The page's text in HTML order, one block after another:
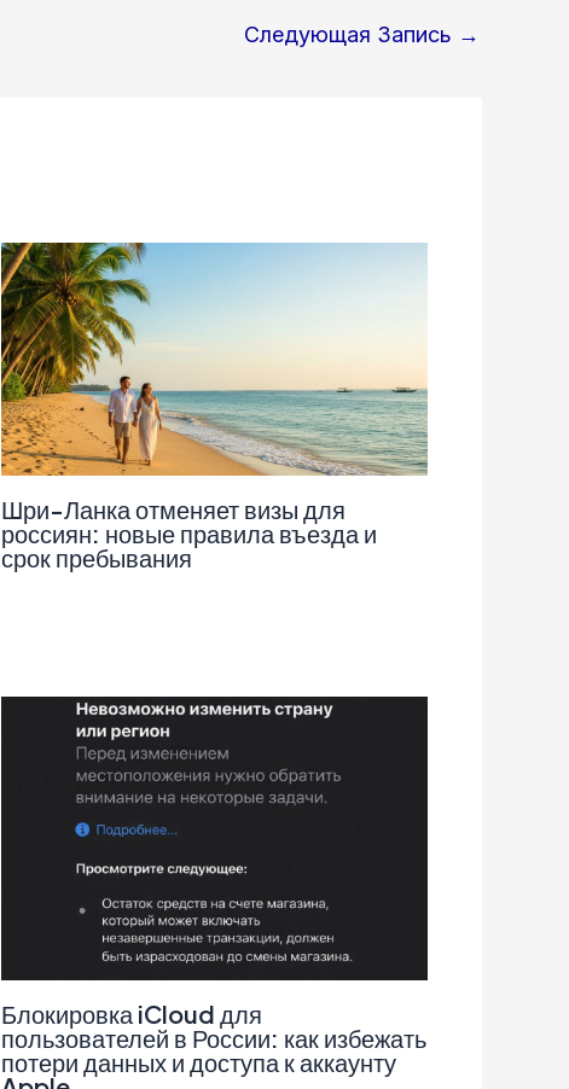
Следующая Запись →
Шри-Ланка отменяет визы для
россиян: новые правила въезда и
срок пребывания
Блокировка iCloud для
пользователей в России: как избежать
потери данных и доступа к аккаунту